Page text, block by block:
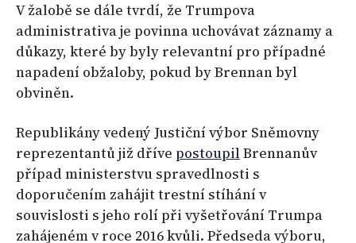
V žalobě se dále tvrdí, že Trumpova
administrativa je povinna uchovávat záznamy a
důkazy, které by byly relevantní pro případné
napadení obžaloby, pokud by Brennan byl
obviněn.
Republikány vedený Justiční výbor Sněmovny
reprezentantů již dříve postoupilBrennanův
případ ministerstvu spravedlnosti s
doporučením zahájit trestní stíhání v
souvislosti s jeho rolí při vyšetřování Trumpa
zahájeném v roce 2016 kvůli. Předseda výboru,